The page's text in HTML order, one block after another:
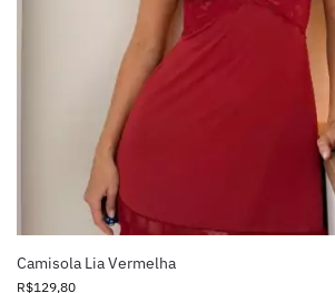
Camisola Lia Vermelha
R$129,80